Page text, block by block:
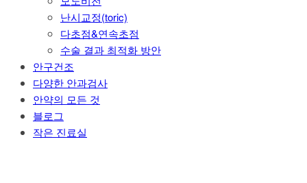
난시교정(toric)
다초점&연속초점
수술 결과 최적화 방안
안구건조
다양한 안과검사
안약의 모든 것
블로그
작은 진료실